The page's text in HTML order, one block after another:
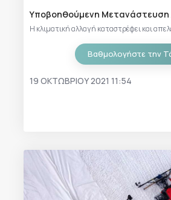
Υποβοηθούμενη
Η κλιματική αλλαγή καταστρέφει και
Βαθμολογήστε την
19 ΟΚΤΩΒΡΊΟΥ 2021 11:54